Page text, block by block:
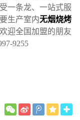
一条龙、一站式服
生产室内无烟烧烤
迎全国加盟的朋友
9255